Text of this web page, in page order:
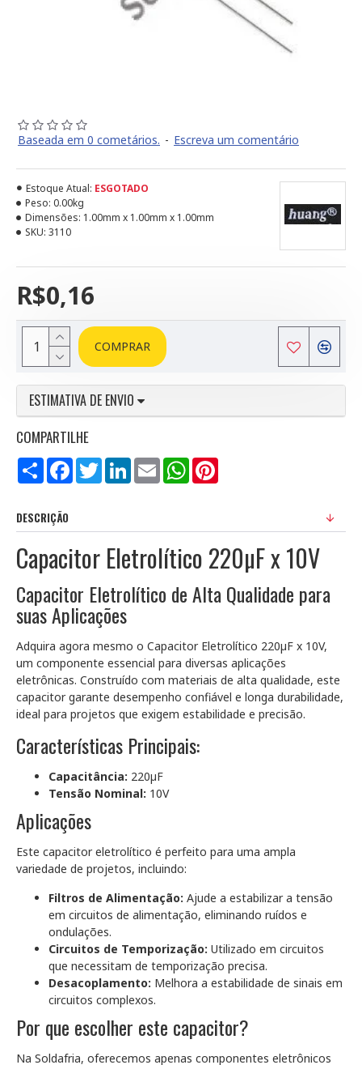
Baseada em 0 cometários. - Escreva um comentário
R$0,16
Estoque Atual: ESGOTADO
Peso: 0.00kg
Dimensões: 1.00mm x 1.00mm x 1.00mm
SKU: 3110
COMPRAR
ESTIMATIVA DE ENVIO
COMPARTILHE
Compartilhar
FacebookTwitterLinkedInEmail WhatsApp
DESCRIÇÃO
Capacitor Eletrolítico 220µF x 10V
Capacitor Eletrolítico de Alta Qualidade para
suas Aplicações
Adquira agora mesmo o Capacitor Eletrolítico 220µF x 10V,
um componente essencial para diversas aplicações
eletrônicas. Construído com materiais de alta qualidade, este
capacitor garante desempenho confiável e longa durabilidade,
ideal para projetos que exigem estabilidade e precisão.
Características Principais:
Capacitância: 220µF
Tensão Nominal: 10V
Aplicações
Este capacitor eletrolítico é perfeito para uma ampla
variedade de projetos, incluindo:
Filtros de Alimentação: Ajude a estabilizar a tensão
em circuitos de alimentação, eliminando ruídos e
ondulações.
Circuitos de Temporização: Utilizado em circuitos
que necessitam de temporização precisa.
Desacoplamento: Melhora a estabilidade de sinais em
circuitos complexos.
Por que escolher este capacitor?
Na Soldafria, oferecemos apenas componentes eletrônicos